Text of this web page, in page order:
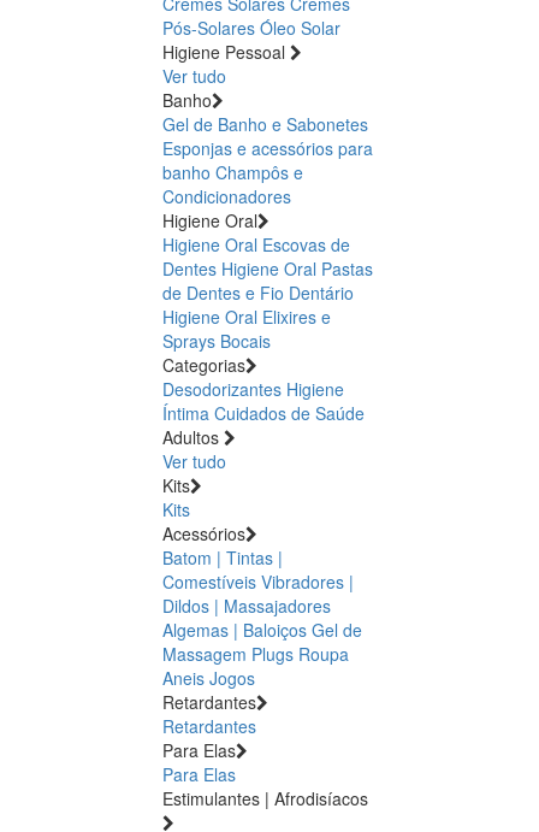
Pós-Solares Óleo Solar
Higiene Pessoal
Ver tudo
Banho
Gel de Banho e Sabonetes
Esponjas e acessórios para
banho Champôs e
Condicionadores
Higiene Oral
Higiene Oral Escovas de
Dentes Higiene Oral Pastas
de Dentes e Fio Dentário
Higiene Oral Elixires e
Sprays Bocais
Categorias
Desodorizantes Higiene
Íntima Cuidados de Saúde
Adultos
Ver tudo
Kits
Kits
Acessórios
Batom | Tintas |
Comestíveis Vibradores |
Dildos | Massajadores
Algemas | Baloiços Gel de
Massagem Plugs Roupa
Aneis Jogos
Retardantes
Retardantes
Para Elas
Para Elas
Estimulantes | Afrodisíacos